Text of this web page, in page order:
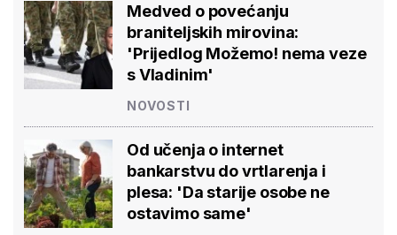
Medved o povećanju
braniteljskih mirovina:
'Prijedlog Možemo! nema veze
s Vladinim'
NOVOSTI
Od učenja o internet
bankarstvu do vrtlarenja i
plesa: 'Da starije osobe ne
ostavimo same'